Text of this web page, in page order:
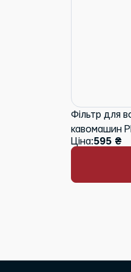
Фільтр для
кавомашин
Ціна:595 ₴